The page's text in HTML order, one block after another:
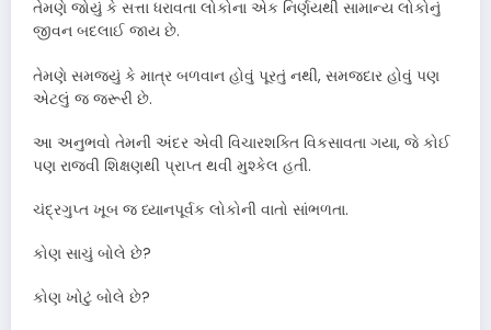
તેમણે જોયું કે સત્તા ધરાવતા લોકોના એક નિર્ણયથી સામાન્ય લોકોનું
જીવન બદલાઈ જાય છે.
તેમણે સમજ્યું કે માત્ર બળવાન હોવું પૂરતું નથી, સમજદાર હોવું પણ
એટલું જ જરૂરી છે.
આ અનુભવો તેમની અંદર એવી વિચારશક્તિ વિકસાવતા ગયા, જે કોઈ
પણ રાજવી શિક્ષણથી પ્રાપ્ત થવી મુશ્કેલ હતી.
ચંદ્રગુપ્ત ખૂબ જ ધ્યાનપૂર્વક લોકોની વાતો સાંભળતા.
કોણ સાચું બોલે છે?
કોણ ખોટું બોલે છે?